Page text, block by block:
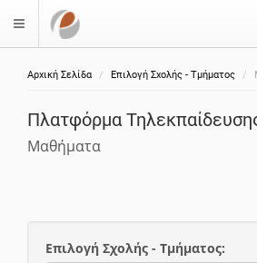
$langMenu
Αρχική Σελίδα Επιλογή Σχολής - Τμήματος
Πλατφόρμα
Μαθήματα
Επιλογή Σχολής - Τμήματος: